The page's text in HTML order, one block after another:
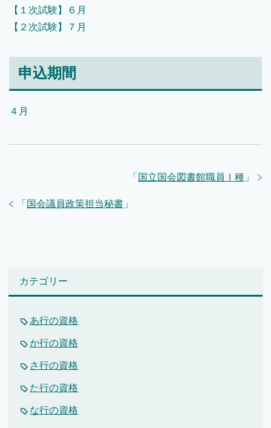
【１次試験】６月
【２次試験】７月
申込期間
４月
「 国立国会図書館職員Ⅰ種 」
「 国会議員政策担当秘書 」
カテゴリー
あ行の資格
か行の資格
さ行の資格
た行の資格
な行の資格